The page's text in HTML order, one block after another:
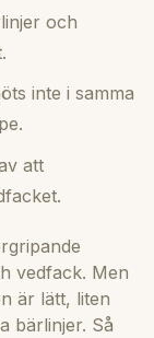
och
inte i samma
att
vedfack. Men
är lätt, liten
bärlinjer. Så